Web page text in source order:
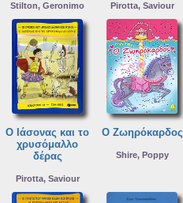
Stilton, Geronimo Pirotta, Saviour
Ο Ιάσονας και το
χρυσόμαλλο
δέρας
Pirotta, Saviour
Ο Ζωηρόκαρδος
Shire, Poppy